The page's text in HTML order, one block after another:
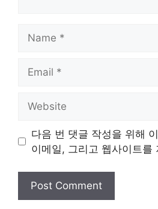
다음 번 댓글 작성을 위해
이메일, 그리고 웹사이트를